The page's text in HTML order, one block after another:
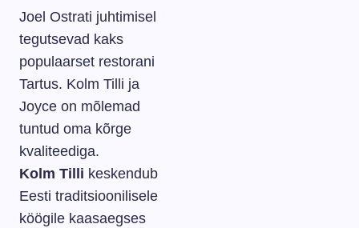
Joel Ostrati juhtimisel
tegutsevad kaks
populaarset restorani
Tartus. Kolm Tilli ja
Joyce on mõlemad
tuntud oma kõrge
kvaliteediga.
Kolm Tilli keskendub
Eesti traditsioonilisele
köögile kaasaegses